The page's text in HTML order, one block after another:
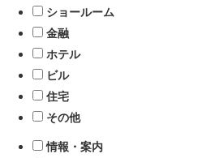
ショールーム
金融
ホテル
ビル
住宅
その他
情報・案内